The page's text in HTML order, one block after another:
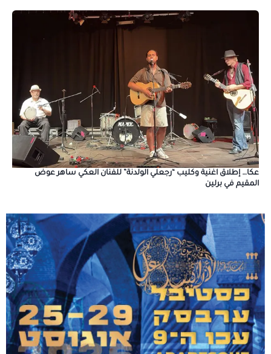
عكا… إطلاق اغنية وكليب “رجعلي الولدنة” للفنان العكي ساهر عوض
المقيم في برلين